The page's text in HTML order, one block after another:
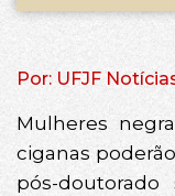
Por: UFJF
Mulheres
ciganas
pós-